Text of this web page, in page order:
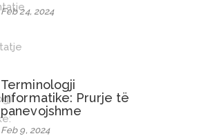
Feb 24, 2024
Terminologji
Informatike: Prurje të
panevojshme
Feb 9, 2024